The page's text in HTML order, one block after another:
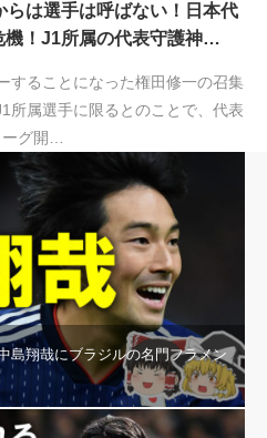
らは選手は呼ばない！日本代
機！J1所属の代表守護神…
することになった権田修一の召集
所属選手に限るとのことで、代表
ーグ開…
島翔哉にブラジルの名門フラメン